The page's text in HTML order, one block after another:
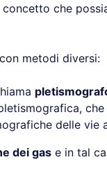
che
metodi diversi:
delle vie
dei gase in tal